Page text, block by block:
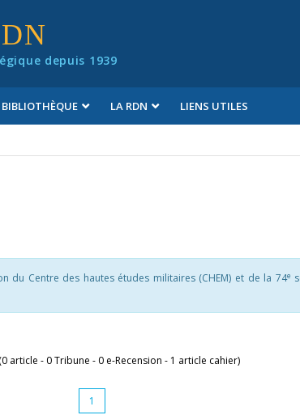
depuis 1939
BIBLIOTHÈQUE LA RDN LIENS UTILES
du Centre des hautes études militaires (CHEM) et de la 74e
article - 0 Tribune - 0 e-Recension - 1 article cahier)
1